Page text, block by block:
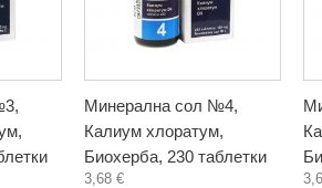
Минерална сол №4,
Калиум хлоратум,
Биохерба, 230 таблетки
3,68 €